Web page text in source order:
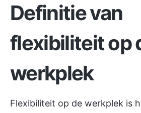
Definitie van
flexibiliteit op
werkplek
Flexibiliteit op de werkplek is